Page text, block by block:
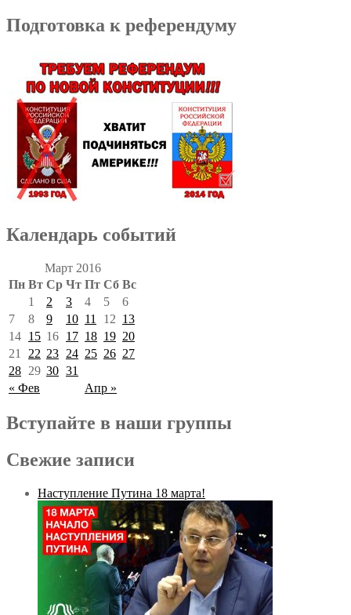
Подготовка к референдуму
Календарь событий
Март 2016
Пн Вт Ср Чт Пт Сб Вс
« Фев Апр »
1 2 3 4 5
6
7
8 9 10 11 12 13
14 15 16 17 18 19 20
21
22 23 24 25 26 27
28 29 30 31
Вступайте в наши группы
Свежие записи
Наступление Путина 18 марта!